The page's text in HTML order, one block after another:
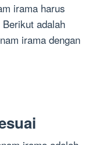
irama harus
adalah
irama dengan